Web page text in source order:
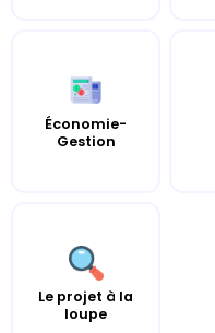
Économie-
Gestion
Le projet à la
loupe